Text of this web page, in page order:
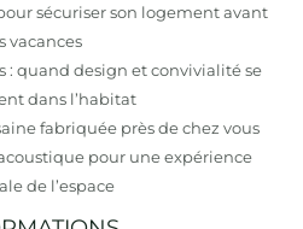
sécuriser son logement avant
vacances
: quand design et convivialité se
dans l’habitat
fabriquée près de chez vous
pour une expérience
de l’espace